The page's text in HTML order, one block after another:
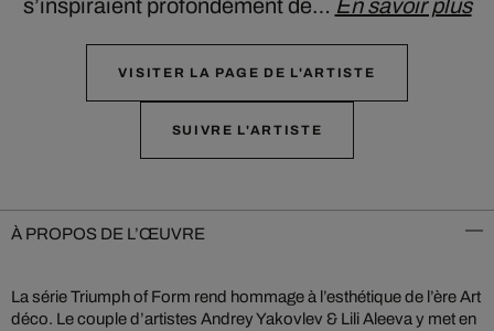
s’inspiraient profondément de… En savoir plus
VISITER LA PAGE DE L'ARTISTE
SUIVRE L'ARTISTE
À PROPOS DE L’ŒUVRE
La série Triumph of Form rend hommage à l’esthétique de l’ère Art
déco. Le couple d’artistes Andrey Yakovlev & Lili Aleeva y met en